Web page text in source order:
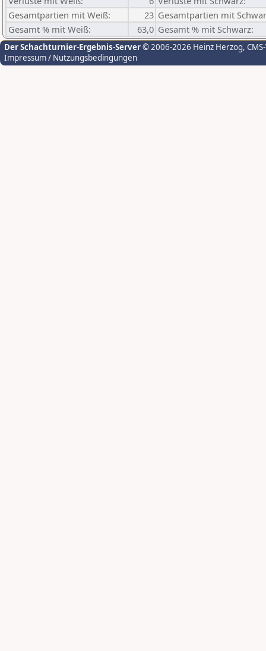
Gesamtpartien mit Weiß:
23 Gesamtpartien mit
Gesamt % mit Weiß:
63,0 Gesamt % mit Schwarz:
Der Schachturnier-Ergebnis-Server© 2006-2026 Heinz Herzog,
Impressum / Nutzungsbedingungen